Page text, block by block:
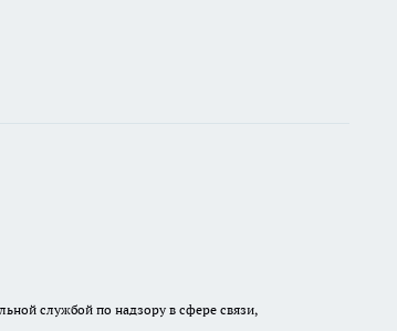
службой по надзору в сфере связи,